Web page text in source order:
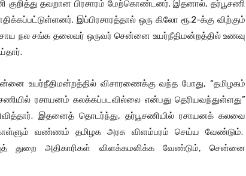
குறித்து தவறான பிரசாரம் மேற்கொண்டனர். இதனால், தர்பூசணி
இப்பிரசாரத்தால் ஒரு கிலோ ரூ.2-க்கு விற்கும்
நல சங்க தலைவர் ஒருவர் சென்னை உயர்நீதிமன்றத்தில் உணவு
உயர்நீதிமன்றத்தில் விசாரணைக்கு வந்த போது, “தமிழகம்
ரசாயனம் கலக்கப்படவில்லை என்பது தெரியவந்துள்ளது”
இதனைத் தொடர்ந்து, தர்பூசணியில் ரசாயனக் கலவை
வண்ணம் தமிழக அரசு விளம்பரம் செய்ய வேண்டும்.
துறை அதிகாரிகள் விளக்கமளிக்க வேண்டும், சென்னை